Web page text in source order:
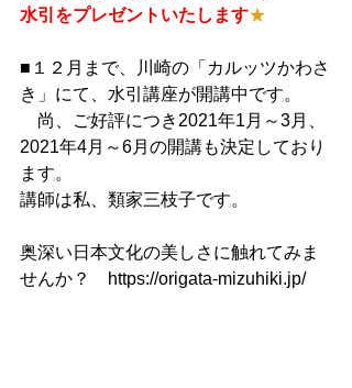
水引をプレゼントいたします★
■１２月まで、川崎の「カルッツかわさ
き」にて、水引講座が開講中です。
尚、ご好評につき2021年1月～3月、
2021年4月～6月の開講も決定しており
ます。
講師は私、類家三枝子です。
奥深い日本文化の美しさに触れてみま
せんか？　https://origata-mizuhiki.jp/